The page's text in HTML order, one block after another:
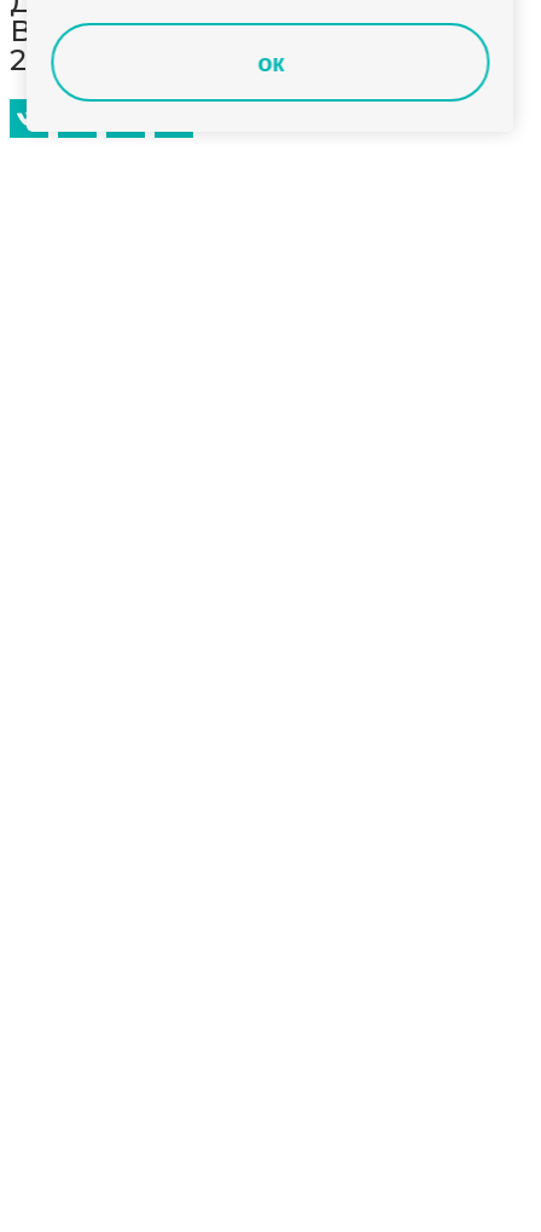
Владимирской области за 4 марта
2025 года
ок